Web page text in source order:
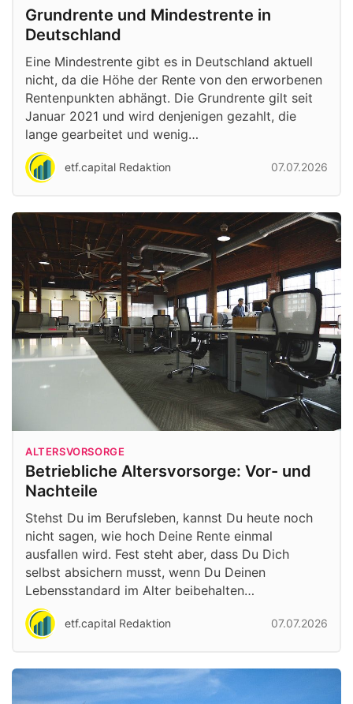
Grundrente und Mindestrente in
Deutschland
Eine Mindestrente gibt es in Deutschland aktuell
nicht, da die Höhe der Rente von den erworbenen
Rentenpunkten abhängt. Die Grundrente gilt seit
Januar 2021 und wird denjenigen gezahlt, die
lange gearbeitet und wenig…
etf.capital Redaktion 07.07.2026
ALTERSVORSORGE
Betriebliche Altersvorsorge: Vor- und
Nachteile
Stehst Du im Berufsleben, kannst Du heute noch
nicht sagen, wie hoch Deine Rente einmal
ausfallen wird. Fest steht aber, dass Du Dich
selbst absichern musst, wenn Du Deinen
Lebensstandard im Alter beibehalten…
etf.capital Redaktion 07.07.2026